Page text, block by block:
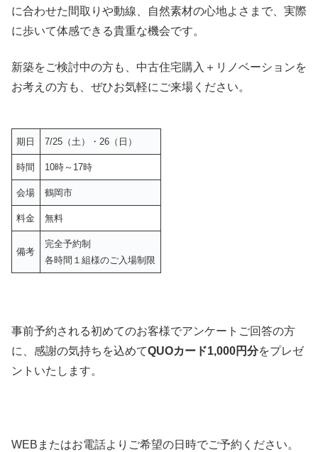
に合わせた間取りや動線、自然素材の心地よさまで、実際
に歩いて体感できる貴重な機会です。
新築をご検討中の方も、中古住宅購入＋リノベーションを
お考えの方も、ぜひお気軽にご来場ください。
期日 7/25（土）・26（日）
時間 10時～17時
会場 鶴岡市
料金 無料
備考
完全予約制
各時間１組様のご入場制限
事前予約される初めてのお客様でアンケートご回答の方
に、感謝の気持ちを込めてQUOカード1,000円分をプレゼ
ントいたします。
WEBまたはお電話よりご希望の日時でご予約ください。